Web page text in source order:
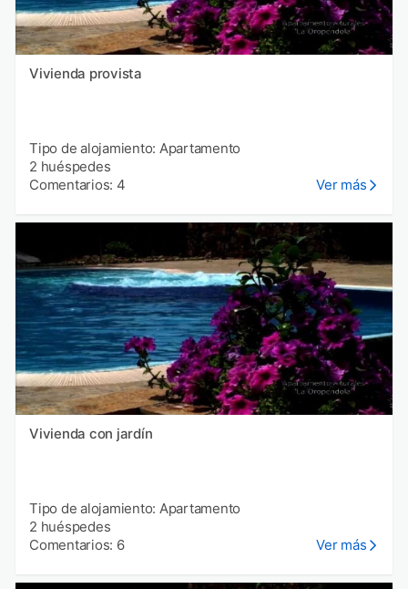
Vivienda provista
Tipo de alojamiento: Apartamento
2 huéspedes
Comentarios: 4
Ver más
Vivienda con jardín
Tipo de alojamiento: Apartamento
2 huéspedes
Comentarios: 6
Ver más